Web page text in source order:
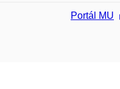
Portál MU